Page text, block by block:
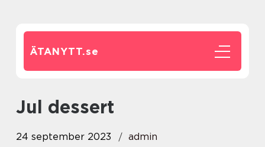
ÄTANYTT.se
jul dessert
24 september 2023 admin